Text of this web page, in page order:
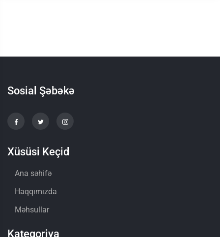
Sosial Şəbəkə
Xüsüsi Keçid
Ana səhifə
Haqqımızda
Məhsullar
Kateqoriya